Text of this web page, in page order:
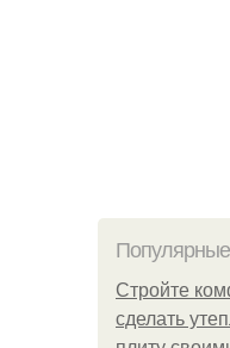
Стройте
сделать